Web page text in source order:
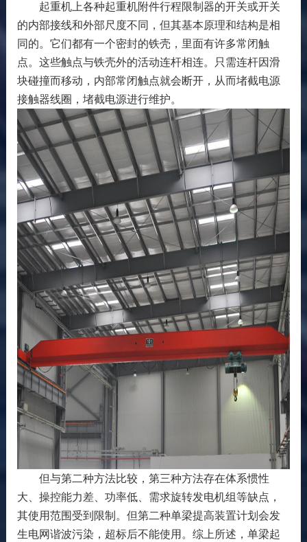
起重机上各种起重机附件行程限制器的开关或开关
的内部接线和外部尺度不同，但其基本原理和结构是相
同的。它们都有一个密封的铁壳，里面有许多常闭触
点。这些触点与铁壳外的活动连杆相连。只需连杆因滑
块碰撞而移动，内部常闭触点就会断开，从而堵截电源
接触器线圈，堵截电源进行维护。
但与第二种方法比较，第三种方法存在体系惯性
大、操控能力差、功率低、需求旋转发电机组等缺点，
其使用范围受到限制。但第二种单梁提高装置计划会发
生电网谐波污染，超标后不能使用。综上所述，单梁起